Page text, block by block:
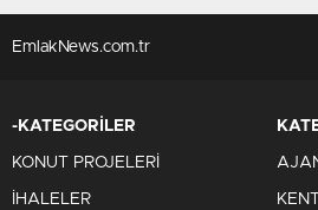
EmlakNews.com.tr
-KATEGORİLER
KONUT PROJELERİ
İHALELER